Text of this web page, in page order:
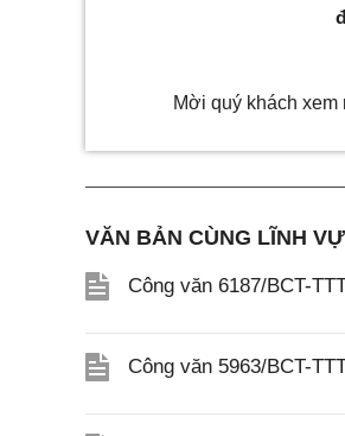
Mời quý khách xem
VĂN BẢN CÙNG LĨNH
Công văn 6187/BCT-
Công văn 5963/BCT-